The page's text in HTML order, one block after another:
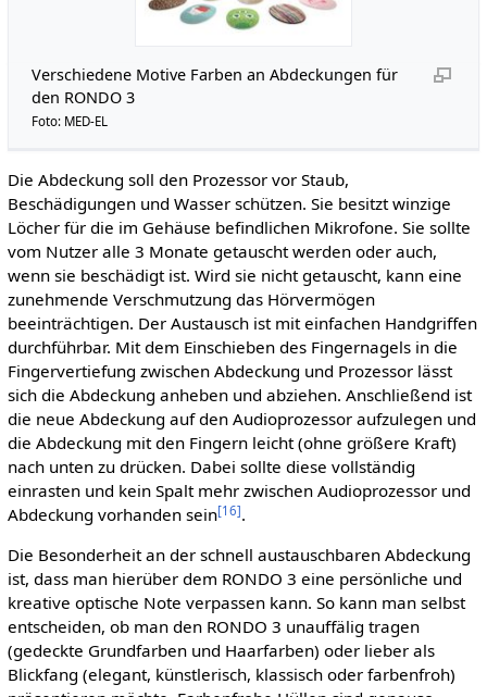
Verschiedene Motive Farben an Abdeckungen für
den RONDO 3
Foto: MED-EL
Die Abdeckung soll den Prozessor vor Staub,
Beschädigungen und Wasser schützen. Sie besitzt winzige
Löcher für die im Gehäuse befindlichen Mikrofone. Sie sollte
vom Nutzer alle 3 Monate getauscht werden oder auch,
wenn sie beschädigt ist. Wird sie nicht getauscht, kann eine
zunehmende Verschmutzung das Hörvermögen
beeinträchtigen. Der Austausch ist mit einfachen Handgriffen
durchführbar. Mit dem Einschieben des Fingernagels in die
Fingervertiefung zwischen Abdeckung und Prozessor lässt
sich die Abdeckung anheben und abziehen. Anschließend ist
die neue Abdeckung auf den Audioprozessor aufzulegen und
die Abdeckung mit den Fingern leicht (ohne größere Kraft)
nach unten zu drücken. Dabei sollte diese vollständig
einrasten und kein Spalt mehr zwischen Audioprozessor und
Abdeckung vorhanden sein[16].
Die Besonderheit an der schnell austauschbaren Abdeckung
ist, dass man hierüber dem RONDO 3 eine persönliche und
kreative optische Note verpassen kann. So kann man selbst
entscheiden, ob man den RONDO 3 unauffälig tragen
(gedeckte Grundfarben und Haarfarben) oder lieber als
Blickfang (elegant, künstlerisch, klassisch oder farbenfroh)